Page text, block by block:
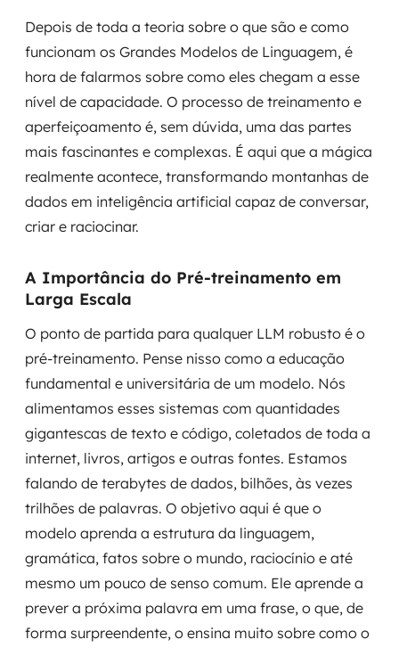
Depois de toda a teoria sobre o que são e como
funcionam os Grandes Modelos de Linguagem, é
hora de falarmos sobre como eles chegam a esse
nível de capacidade. O processo de treinamento e
aperfeiçoamento é, sem dúvida, uma das partes
mais fascinantes e complexas. É aqui que a mágica
realmente acontece, transformando montanhas de
dados em inteligência artificial capaz de conversar,
criar e raciocinar.
A Importância do Pré-treinamento em
Larga Escala
O ponto de partida para qualquer LLM robusto é o
pré-treinamento. Pense nisso como a educação
fundamental e universitária de um modelo. Nós
alimentamos esses sistemas com quantidades
gigantescas de texto e código, coletados de toda a
internet, livros, artigos e outras fontes. Estamos
falando de terabytes de dados, bilhões, às vezes
trilhões de palavras. O objetivo aqui é que o
modelo aprenda a estrutura da linguagem,
gramática, fatos sobre o mundo, raciocínio e até
mesmo um pouco de senso comum. Ele aprende a
prever a próxima palavra em uma frase, o que, de
forma surpreendente, o ensina muito sobre como o